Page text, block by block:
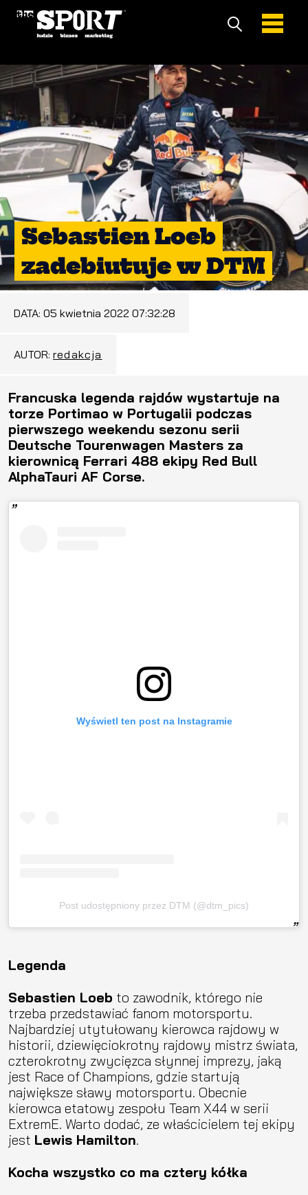
Sebastien Loeb
zadebiutuje w DTM
DATA: 05 kwietnia 2022 07:32:28
AUTOR: redakcja
Francuska legenda rajdów wystartuje na
torze Portimao w Portugalii podczas
pierwszego weekendu sezonu serii
Deutsche Tourenwagen Masters za
kierownicą Ferrari 488 ekipy Red Bull
AlphaTauri AF Corse.
Wyświetl ten post na Instagramie
Post udostępniony przez DTM (@dtm_pics)
Legenda
Sebastien Loeb to zawodnik, którego nie
trzeba przedstawiać fanom motorsportu.
Najbardziej utytułowany kierowca rajdowy w
historii, dziewięciokrotny rajdowy mistrz świata,
czterokrotny zwycięzca słynnej imprezy, jaką
jest Race of Champions, gdzie startują
największe sławy motorsportu. Obecnie
kierowca etatowy zespołu Team X44 w serii
ExtremE. Warto dodać, ze właścicielem tej ekipy
jest Lewis Hamilton.
Kocha wszystko co ma cztery kółka